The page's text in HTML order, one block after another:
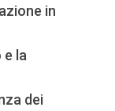
in
e la
dei